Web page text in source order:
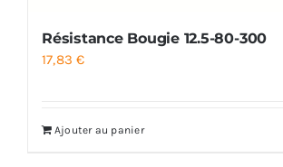
Résistance Bougie 12.5-80-300
17,83€
Ajouter au panier